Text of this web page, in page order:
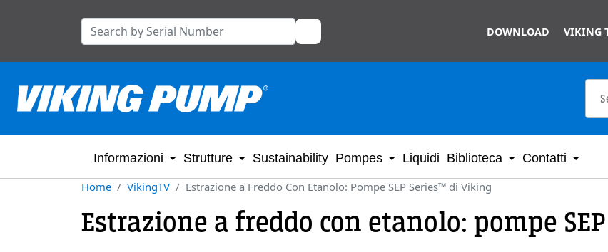
DOWNLOAD VIKING
Informazioni Strutture Sustainability Pompes Liquidi Biblioteca Contatti
Home VikingTV Estrazione a Freddo Con Etanolo: Pompe SEP Series™ di Viking
Estrazione a freddo con etanolo: pompe